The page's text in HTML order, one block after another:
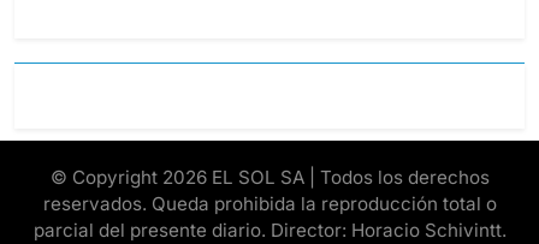
© Copyright 2026 EL SOL SA | Todos los derechos
reservados. Queda prohibida la reproducción total o
parcial del presente diario. Director: Horacio Schivintt.